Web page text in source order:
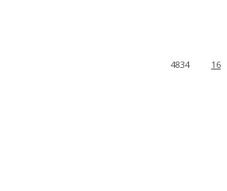
16
4834